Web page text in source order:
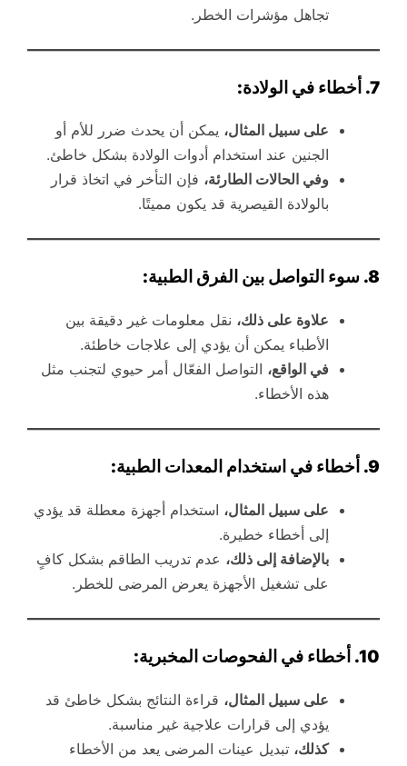
تجاهل مؤشرات الخطر.
7. أخطاء في الولادة:
على سبيل المثال، يمكن أن يحدث ضرر للأم أو
الجنين عند استخدام أدوات الولادة بشكل خاطئ.
وفي الحالات الطارئة، فإن التأخر في اتخاذ قرار
بالولادة القيصرية قد يكون مميتًا.
8. سوء التواصل بين الفرق الطبية:
علاوة على ذلك، نقل معلومات غير دقيقة بين
الأطباء يمكن أن يؤدي إلى علاجات خاطئة.
في الواقع، التواصل الفعّال أمر حيوي لتجنب مثل
هذه الأخطاء.
9. أخطاء في استخدام المعدات الطبية:
على سبيل المثال، استخدام أجهزة معطلة قد يؤدي
إلى أخطاء خطيرة.
بالإضافة إلى ذلك، عدم تدريب الطاقم بشكل كافٍ
على تشغيل الأجهزة يعرض المرضى للخطر.
10. أخطاء في الفحوصات المخبرية:
على سبيل المثال، قراءة النتائج بشكل خاطئ قد
يؤدي إلى قرارات علاجية غير مناسبة.
كذلك، تبديل عينات المرضى يعد من الأخطاء